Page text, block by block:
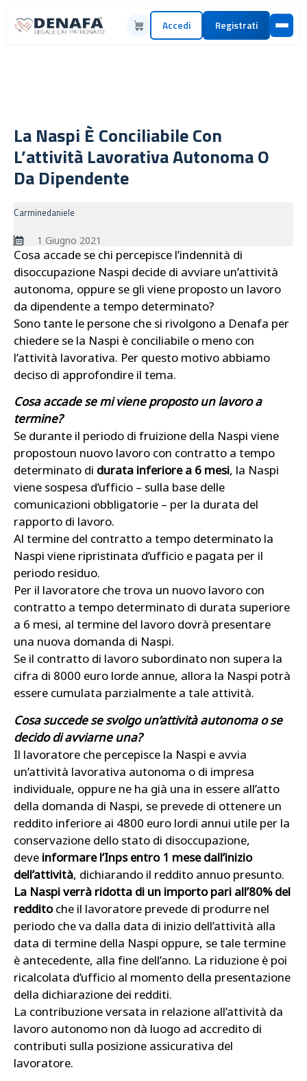
Accedi Registrati
La Naspi È Conciliabile Con
L’attività Lavorativa Autonoma O
Da Dipendente
Carminedaniele
1 Giugno 2021
Cosa accade se chi percepisce l’indennità di
disoccupazione Naspi decide di avviare un’attività
autonoma, oppure se gli viene proposto un lavoro
da dipendente a tempo determinato?
Sono tante le persone che si rivolgono a Denafa per
chiedere se la Naspi è conciliabile o meno con
l’attività lavorativa. Per questo motivo abbiamo
deciso di approfondire il tema.
Cosa accade se mi viene proposto un lavoro a
termine?
Se durante il periodo di fruizione della Naspi viene
propostoun nuovo lavoro con contratto a tempo
determinato di durata inferiore a 6 mesi, la Naspi
viene sospesa d’ufficio – sulla base delle
comunicazioni obbligatorie – per la durata del
rapporto di lavoro.
Al termine del contratto a tempo determinato la
Naspi viene ripristinata d’ufficio e pagata per il
periodo residuo.
Per il lavoratore che trova un nuovo lavoro con
contratto a tempo determinato di durata superiore
a 6 mesi, al termine del lavoro dovrà presentare
una nuova domanda di Naspi.
Se il contratto di lavoro subordinato non supera la
cifra di 8000 euro lorde annue, allora la Naspi potrà
essere cumulata parzialmente a tale attività.
Cosa succede se svolgo un’attività autonoma o se
decido di avviarne una?
Il lavoratore che percepisce la Naspi e avvia
un’attività lavorativa autonoma o di impresa
individuale, oppure ne ha già una in essere all’atto
della domanda di Naspi, se prevede di ottenere un
reddito inferiore ai 4800 euro lordi annui utile per la
conservazione dello stato di disoccupazione,
deve informare l’Inps entro 1 mese dall’inizio
dell’attività, dichiarando il reddito annuo presunto.
La Naspi verrà ridotta di un importo pari all’80% del
redditoche il lavoratore prevede di produrre nel
periodo che va dalla data di inizio dell’attività alla
data di termine della Naspi oppure, se tale termine
è antecedente, alla fine dell’anno. La riduzione è poi
ricalcolata d’ufficio al momento della presentazione
della dichiarazione dei redditi.
La contribuzione versata in relazione all’attività da
lavoro autonomo non dà luogo ad accredito di
contributi sulla posizione assicurativa del
lavoratore.